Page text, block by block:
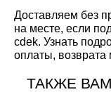
Доставляем без
на месте, если
cdek. Узнать
оплаты,
ТАКЖЕ